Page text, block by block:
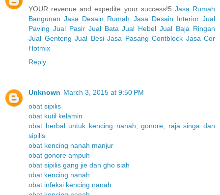
YOUR revenue and expedite your success!5 Jasa Rumah
Bangunan Jasa Desain Rumah Jasa Desain Interior Jual
Paving Jual Pasir Jual Bata Jual Hebel Jual Baja Ringan
Jual Genteng Jual Besi Jasa Pasang Contblock Jasa Cor
Hotmix
Reply
Unknown March 3, 2015 at 9:50 PM
obat sipilis
obat kutil kelamin
obat herbal untuk kencing nanah, gonore, raja singa dan
sipilis
obat kencing nanah manjur
obat gonore ampuh
obat sipilis gang jie dan gho siah
obat kencing nanah
obat infeksi kencing nanah